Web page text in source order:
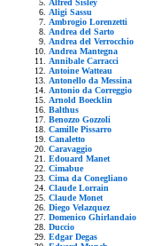
Aligi Sassu
Ambrogio Lorenzetti
Andrea del Sarto
Andrea del Verrocchio
Andrea Mantegna
Annibale Carracci
Antoine Watteau
Antonello da Messina
Antonio da Correggio
Arnold Boecklin
Balthus
Benozzo Gozzoli
Camille Pissarro
Canaletto
Caravaggio
Edouard Manet
Cimabue
Cima da Conegliano
Claude Lorrain
Claude Monet
Diego Velazquez
Domenico Ghirlandaio
Duccio
Edgar Degas